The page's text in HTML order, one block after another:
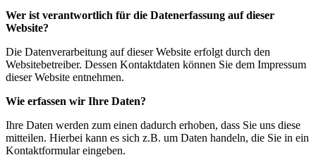
Wer ist verantwortlich für die Datenerfassung auf dieser
Website?
Die Datenverarbeitung auf dieser Website erfolgt durch den
Websitebetreiber. Dessen Kontaktdaten können Sie dem Impressum
dieser Website entnehmen.
Wie erfassen wir Ihre Daten?
Ihre Daten werden zum einen dadurch erhoben, dass Sie uns diese
mitteilen. Hierbei kann es sich z.B. um Daten handeln, die Sie in ein
Kontaktformular eingeben.